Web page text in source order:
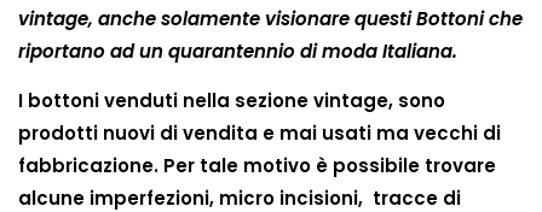
vintage, anche solamente visionare questi Bottoni che
riportano ad un quarantennio di moda Italiana.
I bottoni venduti nella sezione vintage, sono
prodotti nuovi di vendita e mai usati ma vecchi di
fabbricazione. Per tale motivo è possibile trovare
alcune imperfezioni, micro incisioni, tracce di